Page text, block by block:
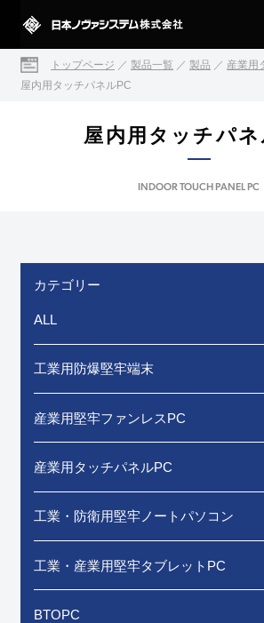
トップページ ／ 製品一覧 ／ 製品 ／ 産業用
屋内用タッチパネルPC
屋内用タッチパネ
INDOOR TOUCH PANEL PC
カテゴリー
ALL
工業用防爆堅牢端末
産業用堅牢ファンレスPC
産業用タッチパネルPC
工業・防衛用堅牢ノートパソコン
工業・産業用堅牢タブレットPC
BTOPC